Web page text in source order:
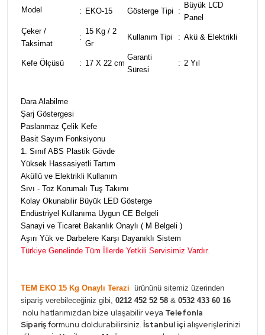
Model : EKO-15 Gösterge Tipi :
Büyük LCD
Panel
Çeker /
Taksimat
:
15 Kg / 2
Gr
Kullanım Tipi : Akü & Elektrikli
Kefe Ölçüsü : 17 X 22 cm
Garanti
Süresi
: 2 Yıl
Dara Alabilme
Şarj Göstergesi
Paslanmaz Çelik Kefe
Basit Sayım Fonksiyonu
1. Sınıf ABS Plastik Gövde
Yüksek Hassasiyetli Tartım
Aküllü ve Elektrikli Kullanım
Sıvı - Toz Korumalı Tuş Takımı
Kolay Okunabilir Büyük LED Gösterge
Endüstriyel Kullanıma Uygun CE Belgeli
Sanayi ve Ticaret Bakanlık Onaylı ( M Belgeli )
Aşırı Yük ve Darbelere Karşı Dayanıklı Sistem
Türkiye Genelinde Tüm İllerde Yetkili Servisimiz Vardır.
TEM EKO 15 Kg Onaylı Terazi ürününü sitemiz üzerinden
sipariş verebileceğiniz gibi, 0212 452 52 58 & 0532 433 60 16
nolu hatlarımızdan bize ulaşabilir veya Telefonla
Siparişformunu doldurabilirsiniz. İstanbul içi alışverişlerinizi